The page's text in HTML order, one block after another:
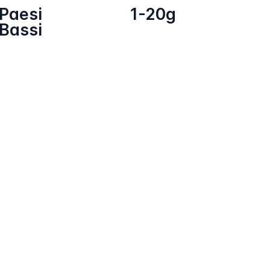
1-20g